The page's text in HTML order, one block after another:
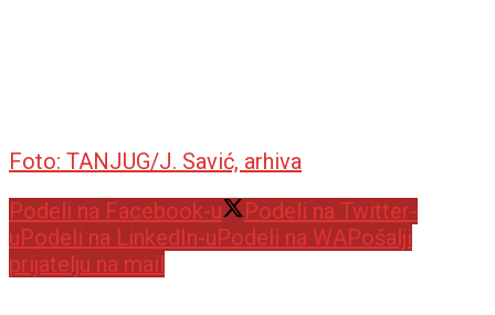
Foto: TANJUG/J. Savić, arhiva
Podeli na Facebook-u
Podeli na Twitter-
uPodeli na LinkedIn-uPodeli na WAPošalji
prijatelju na mail